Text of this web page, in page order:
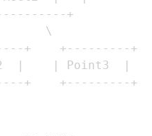
+    +---------+